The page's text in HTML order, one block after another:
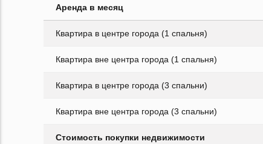
Аренда в месяц
Квартира в центре города (1 спальня)
Квартира вне центра города (1 спальня)
Квартира в центре города (3 спальни)
Квартира вне центра города (3 спальни)
Стоимость покупки недвижимости